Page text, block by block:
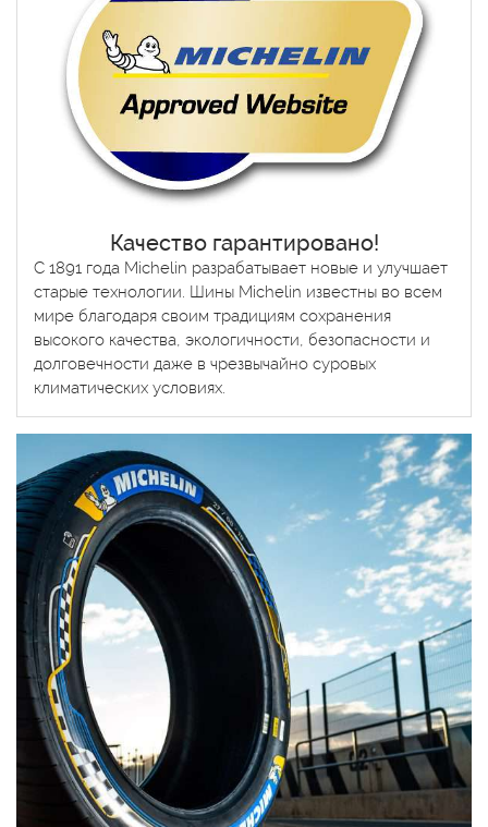
Качество гарантировано!
С 1891 года Michelin разрабатывает новые и улучшает
старые технологии. Шины Michelin известны во всем
мире благодаря своим традициям сохранения
высокого качества, экологичности, безопасности и
долговечности даже в чрезвычайно суровых
климатических условиях.